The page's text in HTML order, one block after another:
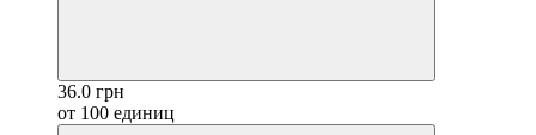
36.0 грн
от 100 единиц